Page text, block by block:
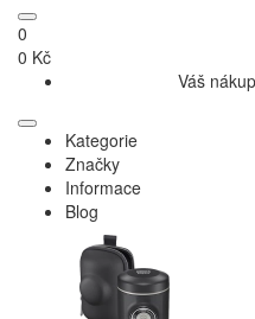
0
0 Kč
Váš
Kategorie
Značky
Informace
Blog